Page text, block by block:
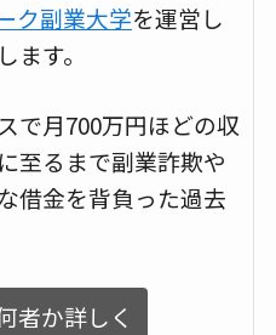
ク副業大学を運営し
ます。
で月700万円ほどの収
至るまで副業詐欺や
借金を背負った過去
者か詳しく